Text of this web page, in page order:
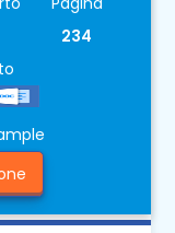
234